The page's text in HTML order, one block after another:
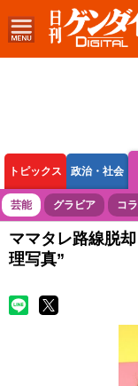
トピックス 政治・社会
ボートレース 競輪
芸能 グラビア コ
ママタレ路線脱
理写真”